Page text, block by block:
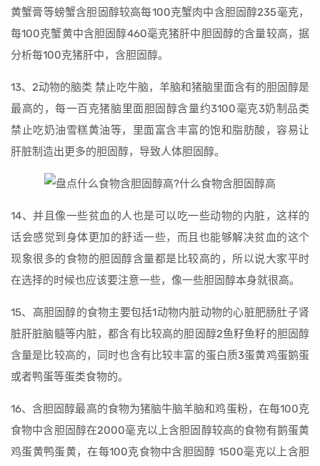
黄蟹膏等螃蟹含胆固醇较高每100克蟹肉中含胆固醇235毫克，
每100克蟹黄中含胆固醇460毫克猪肝中胆固醇的含量较高，据
分析每100克猪肝中，含胆固醇。
13、2动物的脑类 禁止吃牛脑，羊脑和猪脑里面含有的胆固醇是
最高的，每一百克猪脑里面胆固醇含量约3100毫克3奶制品类
禁止吃奶油雪糕黄油等，里面富含丰富的饱和脂肪酸，容易让
肝脏制造出更多的胆固醇，导致人体胆固醇。
14、并且像一些贫血的人也是可以吃一些动物的内脏，这样的
话会感觉到身体更加的舒适一些，而且也能够解决贫血的这个
现象很多的食物的胆固醇含量都是比较高的，所以说大家平时
在选择的时候也应该要注意一些，像一些胆固醇本身就很高。
15、高胆固醇的食物主要包括1动物内脏动物的心脏肥肠肚子肾
脏肝脏脑髓等内脏，都含有比较高的胆固醇2鱼籽鱼籽的胆固醇
含量是比较高的，同时也含有比较丰富的蛋白质3蛋黄鸡蛋鹅蛋
或者鸭蛋等蛋类食物的。
16、含胆固醇最高的食物为猪脑牛脑羊脑和鸡蛋粉，在每100克
食物中含胆固醇在2000毫克以上含胆固醇较高的食物有鹅蛋黄
鸡蛋黄鸭蛋黄，在每100克食物中含胆固醇 1500毫克以上含胆